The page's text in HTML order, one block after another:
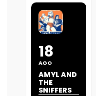
18
AGO
AMYL AND
THE
SNIFFERS